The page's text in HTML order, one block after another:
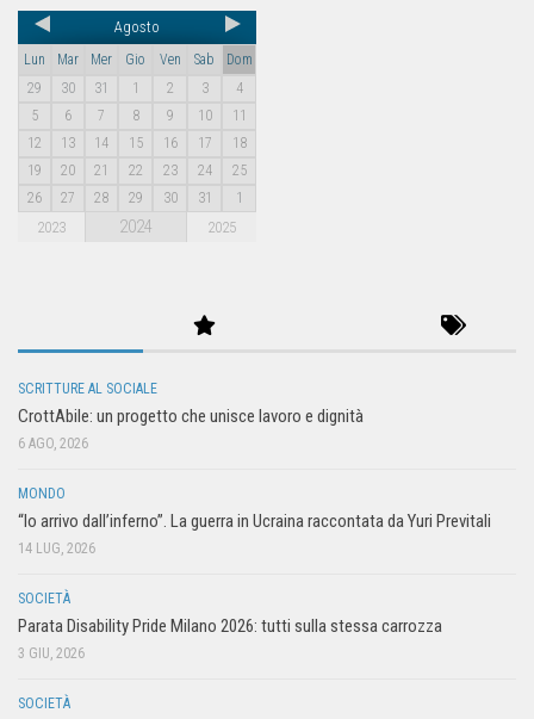
Agosto
Lun Mar Mer Gio Ven Sab
Dom
29
30 31 1 2 3
4
5
6 7 8 9 10
11
12
13 14 15 16 17
18
19
20 21 22 23 24
25
26
27 28 29 30 31 1
2023 2024 2025
SCRITTURE AL SOCIALE
CrottAbile: un progetto che unisce lavoro e dignità
6 AGO, 2026
MONDO
“Io arrivo dall’inferno”. La guerra in Ucraina raccontata da Yuri Previtali
14 LUG, 2026
SOCIETÀ
Parata Disability Pride Milano 2026: tutti sulla stessa carrozza
3 GIU, 2026
SOCIETÀ